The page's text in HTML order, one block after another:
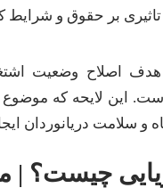
هدف اصلاح وضعیت
است. این لایحه که
سلامت دریانوردان